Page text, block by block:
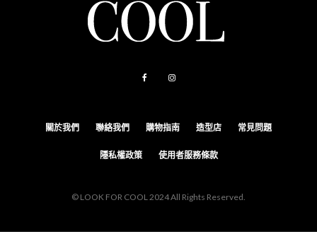
關於我們 聯絡我們 購物指南 造型店 常見問題
隱私權政策 使用者服務條款
© LOOK FOR COOL 2024 All Rights Reserved.